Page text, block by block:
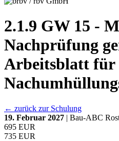
2.1.9 GW 15 -
Nachprüfung
Arbeitsblatt für
← zurück zur Schulung
19. Februar 2027 | Bau-ABC
695 EUR
735 EUR